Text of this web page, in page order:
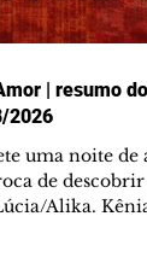
| resumo
2026
uma noite de
de
Alika.